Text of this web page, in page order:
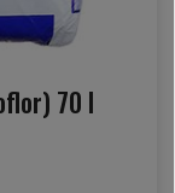
70 l